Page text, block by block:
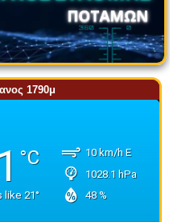
1790μ